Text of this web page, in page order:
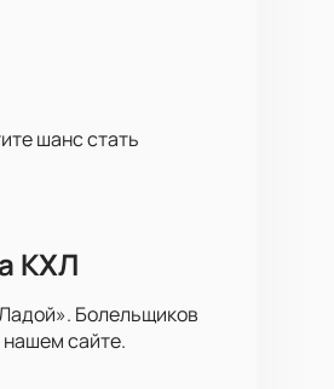
шанс стать
КХЛ
Болельщиков
сайте.